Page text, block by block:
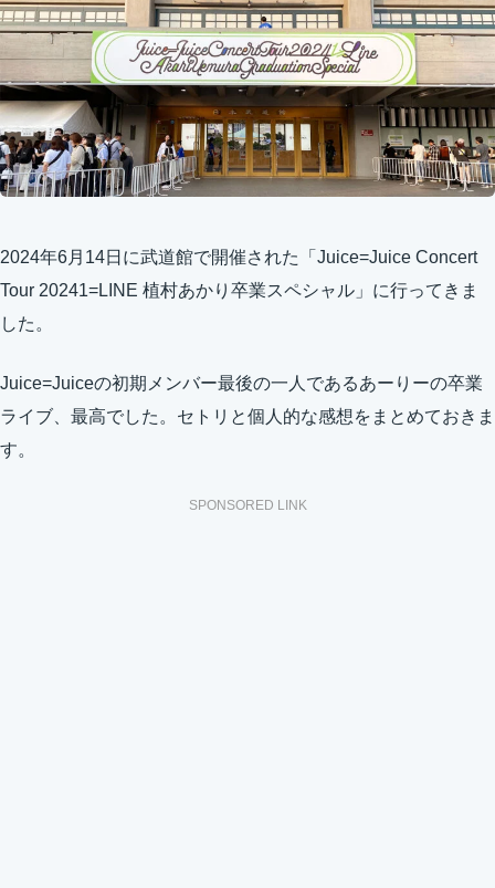
2024年6月14日に武道館で開催された「Juice=Juice Concert
Tour 20241=LINE 植村あかり卒業スペシャル」に行ってきま
した。
Juice=Juiceの初期メンバー最後の一人であるあーりーの卒業
ライブ、最高でした。セトリと個人的な感想をまとめておきま
す。
SPONSORED LINK